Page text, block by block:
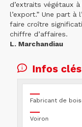
d’extraits végétaux
l’export.” Une part à
faire croître
chiffre d’affaires.
L. Marchandiau
Infos clés
Fabricant de
Voiron